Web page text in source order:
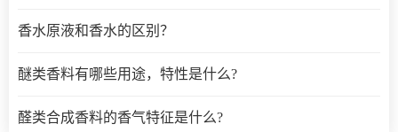
香水原液和香水的区别？
醚类香料有哪些用途，特性是什么?
醛类合成香料的香气特征是什么?